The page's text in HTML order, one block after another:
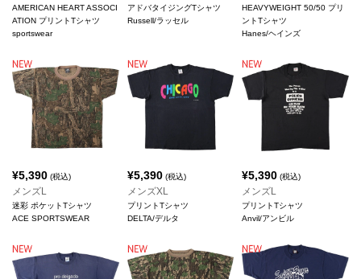
AMERICAN HEART ASSOCI
ATION プリントTシャツ
sportswear
アドバタイジングTシャツ
Russell/ラッセル
HEAVYWEIGHT 50/50 プリ
ントTシャツ
Hanes/ヘインズ
¥5,390 (税込)
メンズL
迷彩 ポケットTシャツ
ACE SPORTSWEAR
¥5,390(税込)
メンズXL
プリントTシャツ
DELTA/デルタ
¥5,390 (税込)
メンズL
プリントTシャツ
Anvil/アンビル